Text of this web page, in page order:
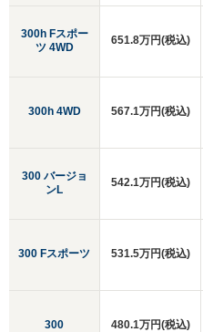
300h Fスポー
ツ 4WD
300h 4WD
300 バージョ
ンL
300 Fスポーツ
300
651.8万円(税込)
567.1万円(税込)
542.1万円(税込)
531.5万円(税込)
480.1万円(税込)